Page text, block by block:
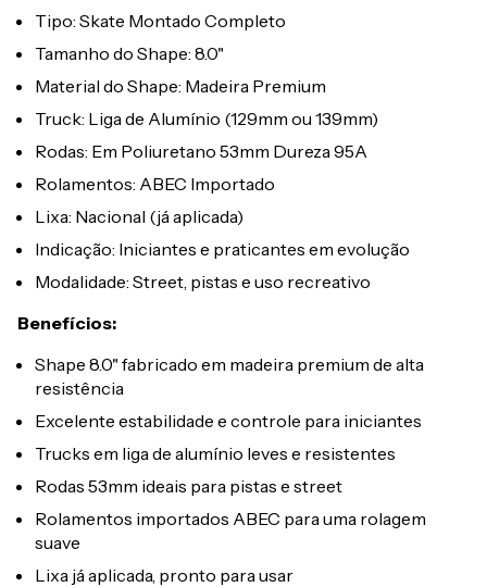
Tipo: Skate Montado Completo
Tamanho do Shape: 8.0"
Material do Shape: Madeira Premium
Truck: Liga de Alumínio (129mm ou 139mm)
Rodas: Em Poliuretano 53mm Dureza 95A
Rolamentos: ABEC Importado
Lixa: Nacional (já aplicada)
Indicação: Iniciantes e praticantes em evolução
Modalidade: Street, pistas e uso recreativo
Benefícios:
Shape 8.0" fabricado em madeira premium de alta
resistência
Excelente estabilidade e controle para iniciantes
Trucks em liga de alumínio leves e resistentes
Rodas 53mm ideais para pistas e street
Rolamentos importados ABEC para uma rolagem
suave
Lixa já aplicada, pronto para usar